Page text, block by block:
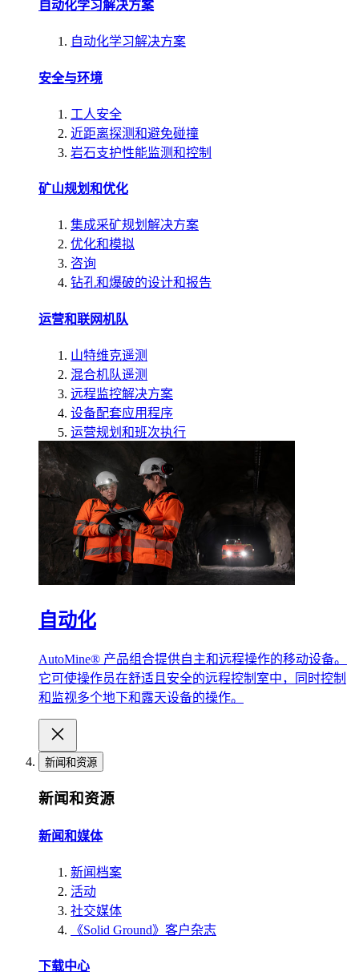
自动化学习解决方案
自动化学习解决方案
安全与环境
工人安全
近距离探测和避免碰撞
岩石支护性能监测和控制
矿山规划和优化
集成采矿规划解决方案
优化和模拟
咨询
钻孔和爆破的设计和报告
运营和联网机队
山特维克遥测
混合机队遥测
远程监控解决方案
设备配套应用程序
运营规划和班次执行
自动化
AutoMine® 产品组合提供自主和远程操作的移动设备。
它可使操作员在舒适且安全的远程控制室中，同时控制
和监视多个地下和露天设备的操作。
新闻和资源
新闻和资源
新闻和媒体
新闻档案
活动
社交媒体
《Solid Ground》客户杂志
下载中心